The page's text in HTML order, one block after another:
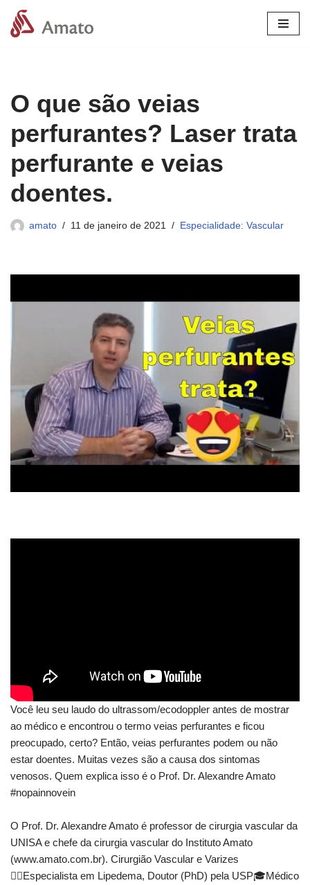
Pular
O que são veias
perfurantes? Laser trata
perfurante e veias
doentes.
amato 11 de janeiro de 2021 Especialidade: Vascular
Você leu seu laudo do ultrassom/ecodoppler antes de mostrar
ao médico e encontrou o termo veias perfurantes e ficou
preocupado, certo? Então, veias perfurantes podem ou não
estar doentes. Muitas vezes são a causa dos sintomas
venosos. Quem explica isso é o Prof. Dr. Alexandre Amato
#nopainnovein
O Prof. Dr. Alexandre Amato é professor de cirurgia vascular da
UNISA e chefe da cirurgia vascular do Instituto Amato
(www.amato.com.br). Cirurgião Vascular e Varizes
👨‍⚕Especialista em Lipedema, Doutor (PhD) pela USP🎓Médico